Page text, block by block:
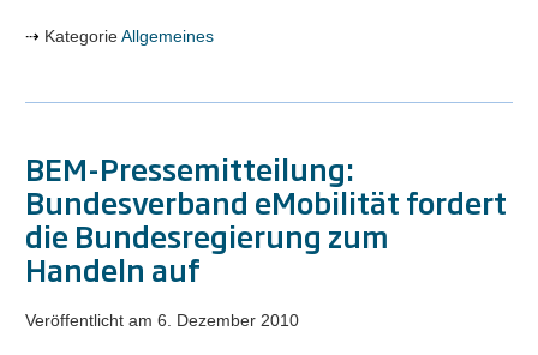
KategorieAllgemeines
BEM-Pressemitteilung:
Bundesverband eMobilität fordert
die Bundesregierung zum
Handeln auf
Veröffentlicht am 6. Dezember 2010